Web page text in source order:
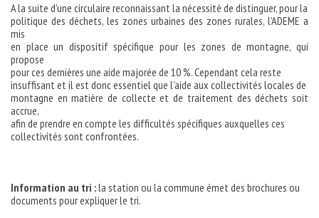
A la suite d’une circulaire reconnaissant la nécessité de distinguer, pour la
politique des déchets, les zones urbaines des zones rurales, l’ADEME a
mis
en place un dispositif spécifique pour les zones de montagne, qui
propose
pour ces dernières une aide majorée de 10 %. Cependant cela reste
insuffisant et il est donc essentiel que l’aide aux collectivités locales de
montagne en matière de collecte et de traitement des déchets soit
accrue,
afin de prendre en compte les difficultés spécifiques auxquelles ces
collectivités sont confrontées.
Information au tri :la station ou la commune émet des brochures ou
documents pour expliquer le tri.